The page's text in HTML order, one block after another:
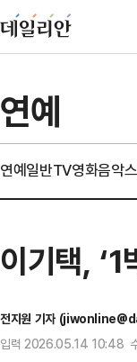
연예
연예일반TV영화음악
이기택,
전지원 기자
입력 2026.05.14 10:48